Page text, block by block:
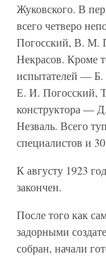
Жуковского. В
всего четверо
Погосский, В. М.
Некрасов. Кроме
испытателей —
Е. И. Погосский,
конструктора —
Незваль. Всего
специалистов и
К августу 1923
закончен.
После того как
задорными
собран, начали